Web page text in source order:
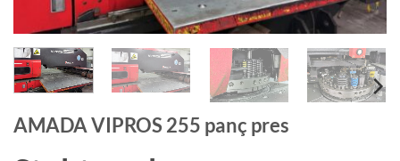
AMADA VIPROS 255 panç pres